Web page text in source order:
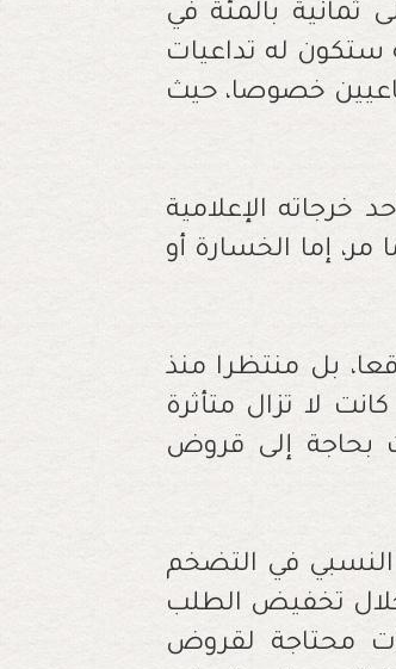
ثمانية بالمئة في
يونيو، إلا أنه ستكون له تداعيات
خصوصا، حيث
خرجاته الإعلامية
مر، إما الخسارة أو
بل منتظرا منذ
لا تزال متأثرة
بحاجة إلى قروض
النسبي في التضخم
تخفيض الطلب
محتاجة لقروض